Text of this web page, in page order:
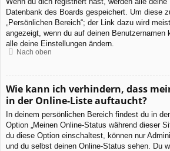
Datenbank des Boards gespeichert. Um diese
„Persönlichen Bereich“; der Link dazu wird
angezeigt, wenn du auf deinen
alle deine Einstellungen ändern.
Nach oben
Wie kann ich verhindern, dass
in der Online-Liste auftaucht?
In deinem persönlichen Bereich findest du in
Option „Meinen Online-Status während dieser
du diese Option einschaltest, können nur
und du selbst deinen Online-Status sehen. Du